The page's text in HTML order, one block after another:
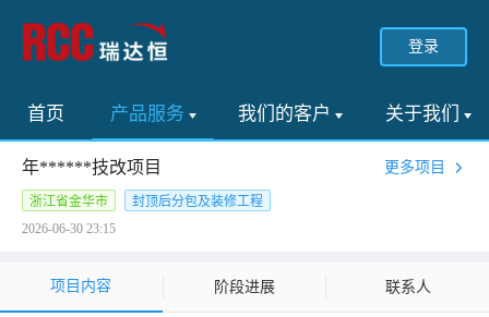
登录
首页 产品服务 我们的客户 关于我们
年******技改项目 更多项目
浙江省金华市
封顶后分包及装修工程
2026-06-30 23:15
项目内容 阶段进展 联系人